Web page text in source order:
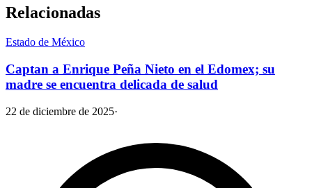
Relacionadas
Estado de México
Captan a Enrique Peña Nieto en el Edomex; su
madre se encuentra delicada de salud
22 de diciembre de 2025·